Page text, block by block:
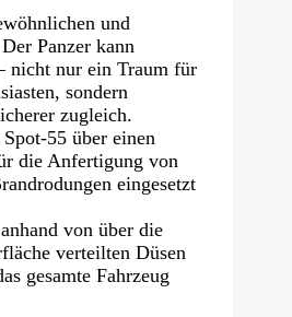
und
Panzer kann
nicht nur ein Traum für
sondern
zugleich.
55 über einen
die Anfertigung von
eingesetzt
von über die
verteilten Düsen
gesamte Fahrzeug